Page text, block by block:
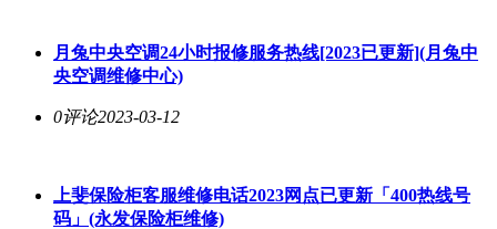
月兔中央空调24小时报修服务热线[2023已更新](月兔中
央空调维修中心)
0评论2023-03-12
上斐保险柜客服维修电话2023网点已更新「400热线号
码」(永发保险柜维修)